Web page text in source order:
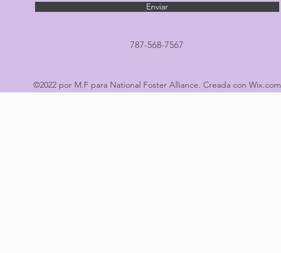
Enviar
787-568-7567
©2022 por M.F para National Foster Alliance. Creada con Wix.com